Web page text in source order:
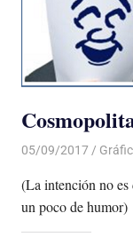
05/09/2017 De
(La intención no es
un poco de humor)